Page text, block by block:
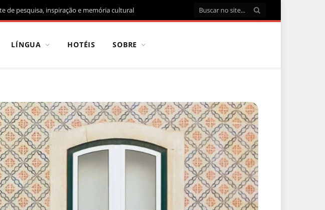
de pesquisa, inspiração e memória cultural
LÍNGUA HOTÉIS SOBRE